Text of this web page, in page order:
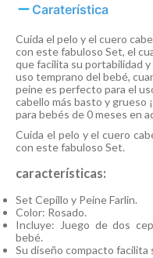
Caraterística
Cuida el pelo y el cuero
con este fabuloso Set, el
que facilita su portabilidad y
uso temprano del bebé,
peine es perfecto para el
cabello más basto y grueso
para bebés de 0 meses en
Cuida el pelo y el cuero
con este fabuloso Set.
características:
Set Cepillo y Peine Farlin.
Color: Rosado.
Incluye: Juego de dos
bebé.
Su diseño compacto facilita